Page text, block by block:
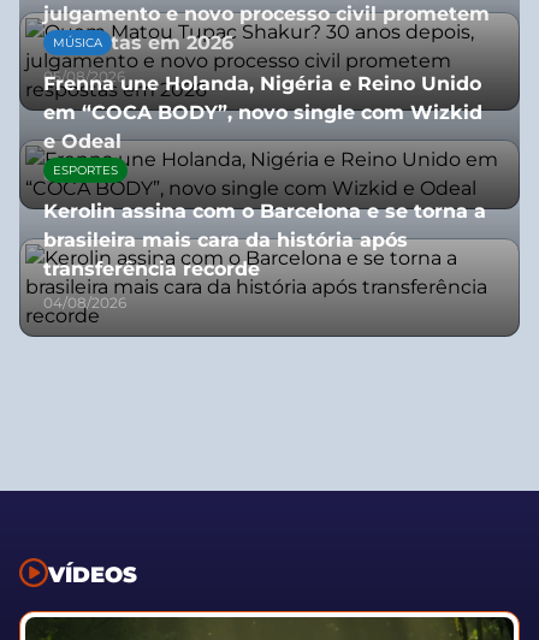
julgamento e novo processo civil prometem
respostas em 2026
05/08/2026
MÚSICA
Frenna une Holanda, Nigéria e Reino Unido
em “COCA BODY”, novo single com Wizkid
e Odeal
07/07/2026
ESPORTES
Kerolin assina com o Barcelona e se torna a
brasileira mais cara da história após
transferência recorde
04/08/2026
VÍDEOS